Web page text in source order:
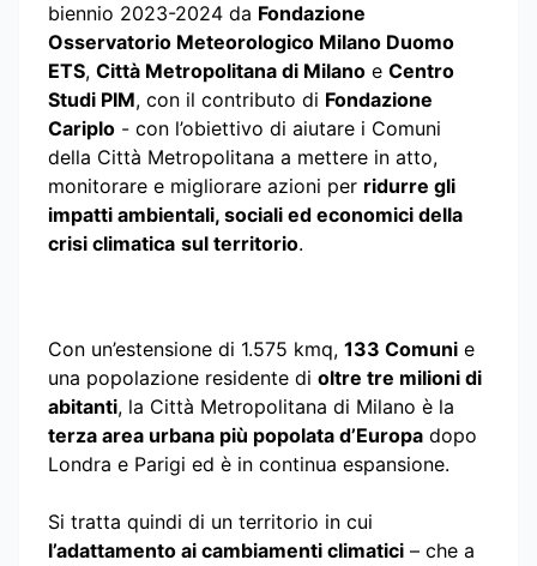
biennio 2023-2024 da Fondazione
Osservatorio Meteorologico Milano Duomo
ETS, Città Metropolitana di Milano e Centro
Studi PIM, con il contributo di Fondazione
Cariplo - con l’obiettivo di aiutare i Comuni
della Città Metropolitana a mettere in atto,
monitorare e migliorare azioni per ridurre gli
impatti ambientali, sociali ed economici della
crisi climatica sul territorio.
Con un’estensione di 1.575 kmq, 133 Comuni e
una popolazione residente di oltre tre milioni di
abitanti, la Città Metropolitana di Milano è la
terza area urbana più popolata d’Europa dopo
Londra e Parigi ed è in continua espansione.
Si tratta quindi di un territorio in cui
l’adattamento ai cambiamenti climatici – che a